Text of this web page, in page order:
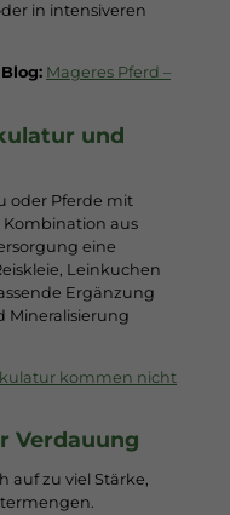
in intensiveren
Mageres Pferd –
und
oder Pferde mit
aus
eine
Leinkuchen
Ergänzung
Mineralisierung
kommen nicht
Verdauung
auf zu viel Stärke,